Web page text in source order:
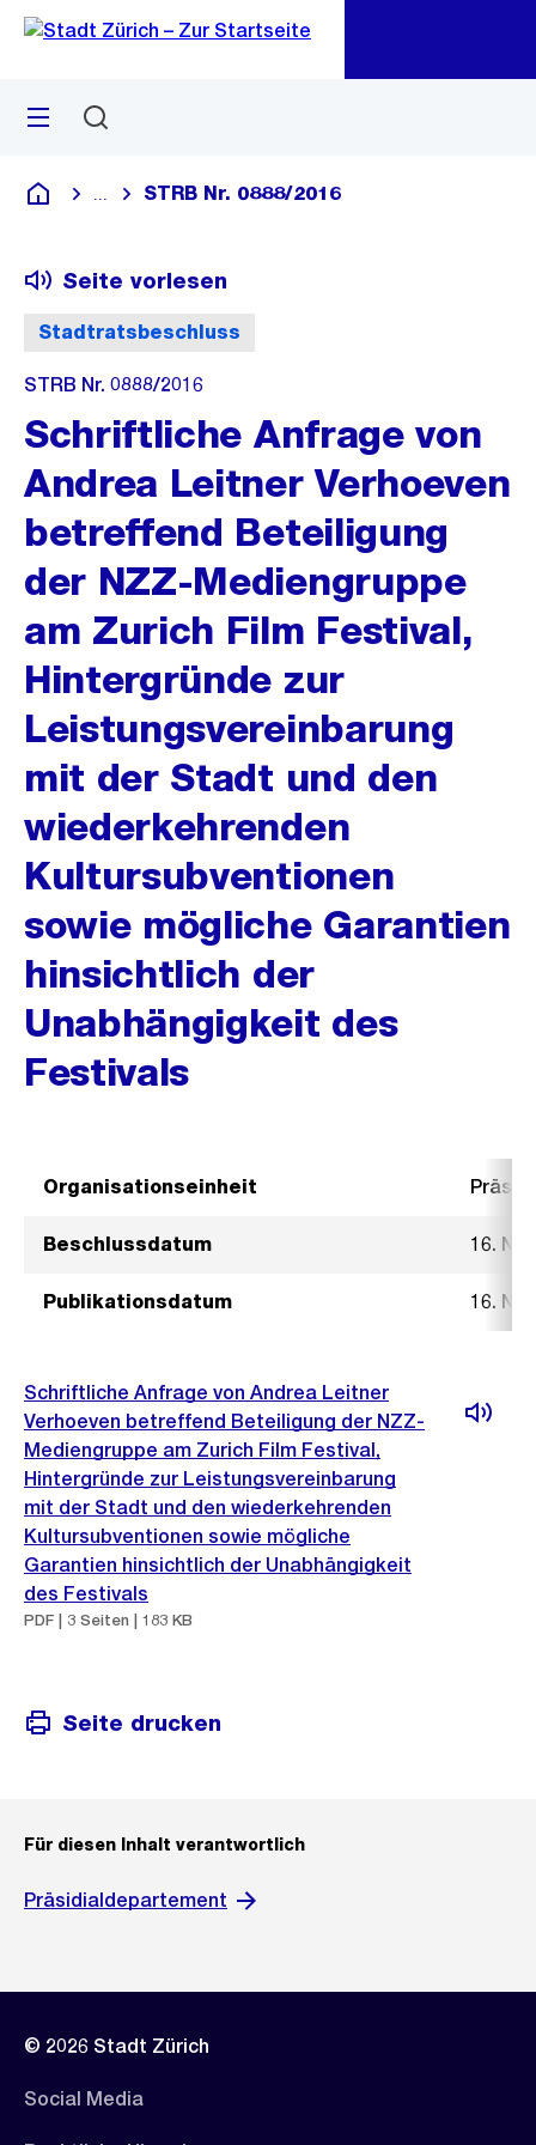
Navigation
Sprunglink
Menü
Deutsch
Blende alle Breadcrumbs ein
STRB Nr. 0888/2016
Stadtratsbeschluss
Seite vorlesen
STRB Nr. 0888/2016
Schriftliche Anfrage von
Andrea Leitner Verhoeven
betreffend Beteiligung
der NZZ-Mediengruppe
am Zurich Film Festival,
Hintergründe zur
Leistungsvereinbarung
mit der Stadt und den
wiederkehrenden
Kultursubventionen
sowie mögliche Garantien
hinsichtlich der
Unabhängigkeit des
Festivals
Organisationseinheit
Beschlussdatum 16.
Publikationsdatum 16.
Schriftliche Anfrage von Andrea Leitner
Verhoeven betreffend Beteiligung der NZZ-
Mediengruppe am Zurich Film Festival,
Hintergründe zur Leistungsvereinbarung
mit der Stadt und den wiederkehrenden
Kultursubventionen sowie mögliche
Garantien hinsichtlich der Unabhängigkeit
des Festivals
PDF | 3 Seiten | 183 KB
Seite drucken
Für diesen Inhalt verantwortlich
Präsidialdepartement
© 2026 Stadt Zürich
Social Media